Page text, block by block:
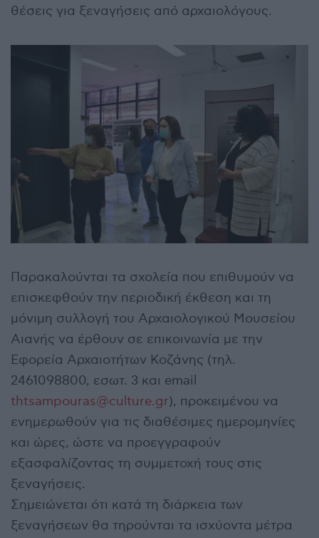
θέσεις για ξεναγήσεις από αρχαιολόγους.
Παρακαλούνται τα σχολεία που επιθυμούν να
επισκεφθούν την περιοδική έκθεση και τη
μόνιμη συλλογή του Αρχαιολογικού Μουσείου
Αιανής να έρθουν σε επικοινωνία με την
Εφορεία Αρχαιοτήτων Κοζάνης (τηλ.
2461098800, εσωτ. 3 και email
thtsampouras@culture.gr), προκειμένου να
ενημερωθούν για τις διαθέσιμες ημερομηνίες
και ώρες, ώστε να προεγγραφούν
εξασφαλίζοντας τη συμμετοχή τους στις
ξεναγήσεις.
Σημειώνεται ότι κατά τη διάρκεια των
ξεναγήσεων θα τηρούνται τα ισχύοντα μέτρα